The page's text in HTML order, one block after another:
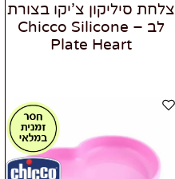
צלחת סיליקון צ’יקו בצורת
לב – Chicco Silicone
Plate Heart